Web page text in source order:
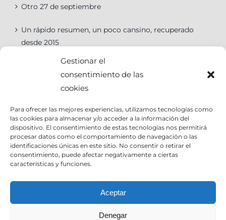
Gestionar el
consentimiento de las
cookies
Para ofrecer las mejores experiencias, utilizamos tecnologías como
las cookies para almacenar y/o acceder a la información del
dispositivo. El consentimiento de estas tecnologías nos permitirá
procesar datos como el comportamiento de navegación o las
identificaciones únicas en este sitio. No consentir o retirar el
consentimiento, puede afectar negativamente a ciertas
características y funciones.
Aceptar
Denegar
Otro 27 de septiembre
Un rápido resumen, un poco cansino, recuperado
desde 2015
Categorías
Categorías
Contact Info